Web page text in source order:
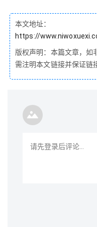
本文地址：
https://
版权声明：本篇文章，如
需注明本文链接并保证链